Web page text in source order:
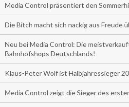
Media Control präsentiert den
Die Bitch macht sich nackig aus Freude
Neu bei Media Control: Die
Bahnhofshops Deutschlands!
Klaus-Peter Wolf ist Halbjahressieger
Media Control zeigt die Sieger des